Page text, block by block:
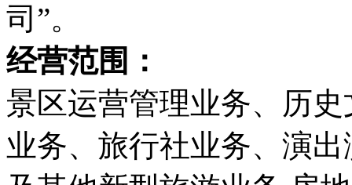
司”。
经营范围：
景区运营管理业务、历
业务、旅行社业务、演